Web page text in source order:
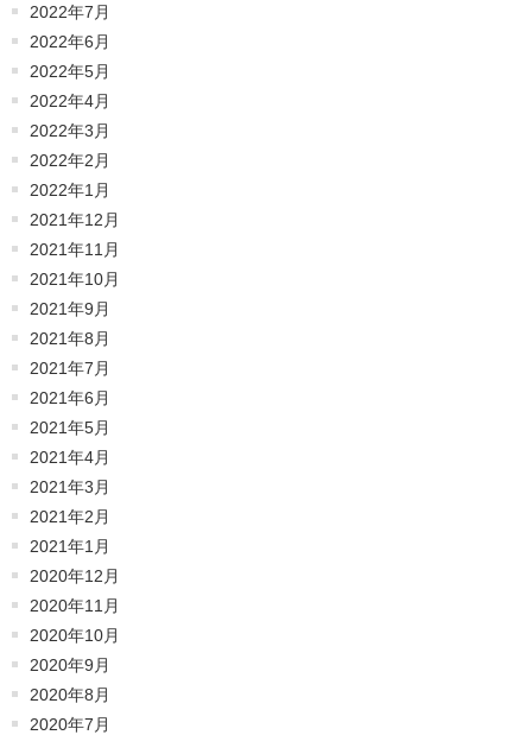
2022年7月
2022年6月
2022年5月
2022年4月
2022年3月
2022年2月
2022年1月
2021年12月
2021年11月
2021年10月
2021年9月
2021年8月
2021年7月
2021年6月
2021年5月
2021年4月
2021年3月
2021年2月
2021年1月
2020年12月
2020年11月
2020年10月
2020年9月
2020年8月
2020年7月